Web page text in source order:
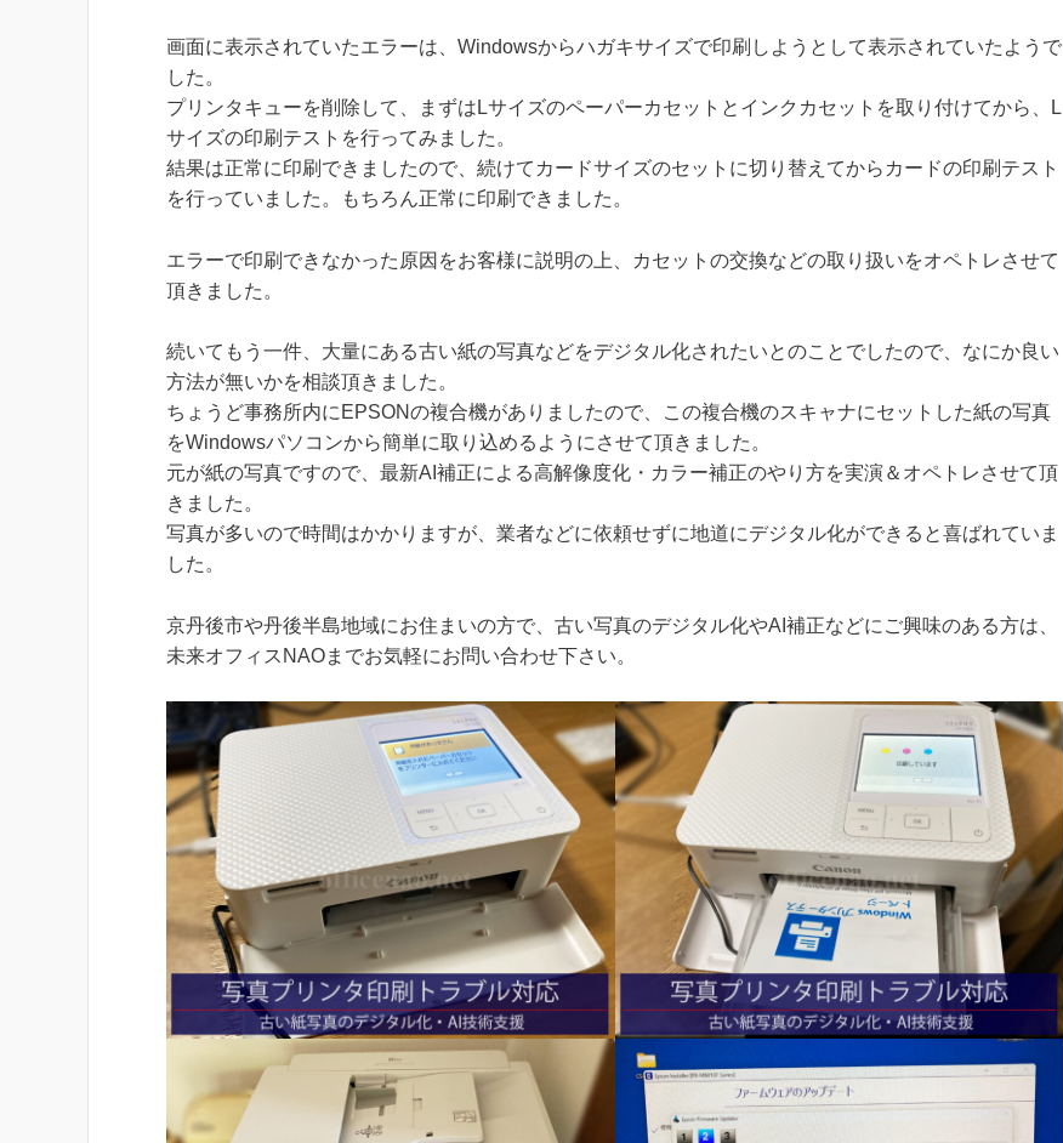
画面に表示されていたエラーは、Windowsからハガキサイズで印刷しようとして表示されていたようで
した。
プリンタキューを削除して、まずはLサイズのペーパーカセットとインクカセットを取り付けてから、L
サイズの印刷テストを行ってみました。
結果は正常に印刷できましたので、続けてカードサイズのセットに切り替えてからカードの印刷テスト
を行っていました。もちろん正常に印刷できました。
エラーで印刷できなかった原因をお客様に説明の上、カセットの交換などの取り扱いをオペトレさせて
頂きました。
続いてもう一件、大量にある古い紙の写真などをデジタル化されたいとのことでしたので、なにか良い
方法が無いかを相談頂きました。
ちょうど事務所内にEPSONの複合機がありましたので、この複合機のスキャナにセットした紙の写真
をWindowsパソコンから簡単に取り込めるようにさせて頂きました。
元が紙の写真ですので、最新AI補正による高解像度化・カラー補正のやり方を実演＆オペトレさせて頂
きました。
写真が多いので時間はかかりますが、業者などに依頼せずに地道にデジタル化ができると喜ばれていま
した。
京丹後市や丹後半島地域にお住まいの方で、古い写真のデジタル化やAI補正などにご興味のある方は、
未来オフィスNAOまでお気軽にお問い合わせ下さい。